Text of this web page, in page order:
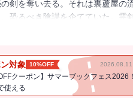
剣を奪い去る。それは裏蘆屋の
恐るべき陰謀を企てていた。霊
対象 10%OFF 2026.08.11
クーポン】サマーブックフェス2026
使える